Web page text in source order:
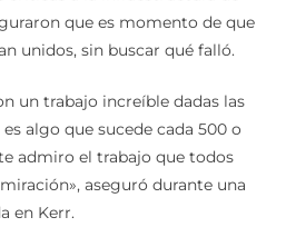
que es momento de que
unidos, sin buscar qué falló.
un trabajo increíble dadas las
algo que sucede cada 500 o
admiro el trabajo que todos
aseguró durante una
en Kerr.